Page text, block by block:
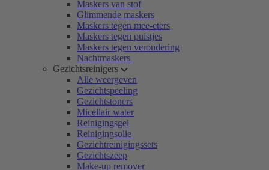
Maskers van stof
Glimmende maskers
Maskers tegen mee-eters
Maskers tegen puistjes
Maskers tegen veroudering
Nachtmaskers
Gezichtsreinigers
Alle weergeven
Gezichtspeeling
Gezichtstoners
Micellair water
Reinigingsgel
Reinigingsolie
Gezichtreinigingssets
Gezichtszeep
Make-up remover